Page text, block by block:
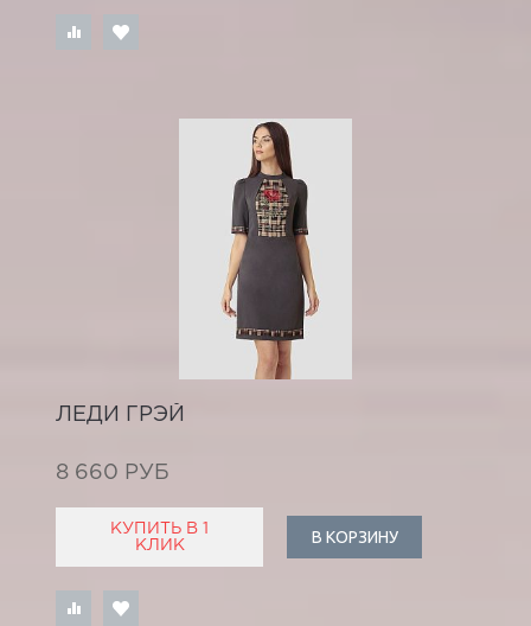
ЛЕДИ ГРЭЙ
8 660 РУБ
КУПИТЬ В 1
КЛИК
В КОРЗИНУ